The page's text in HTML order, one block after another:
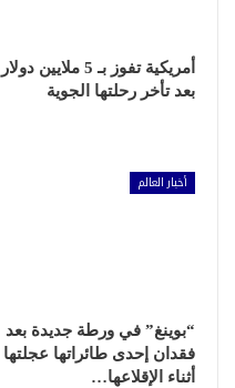
أمريكية تفوز بـ 5 ملايين دولار
بعد تأخر رحلتها الجوية
أخبار العالم
“بوينغ” في ورطة جديدة بعد
فقدان إحدى طائراتها عجلتها
أثناء الإقلاعها…